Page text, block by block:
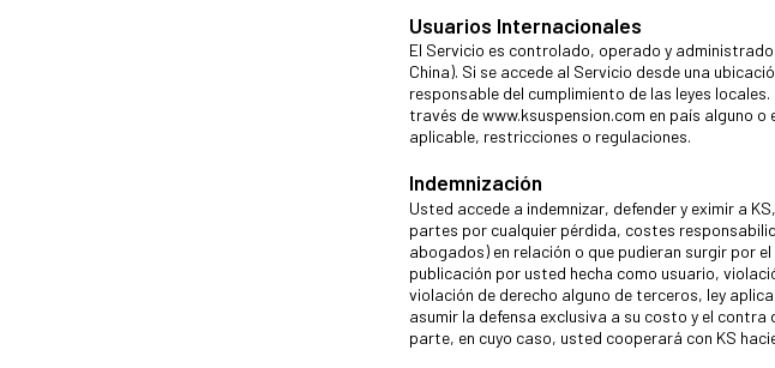
Usuarios Internacionales
El Servicio es controlado, operado y
China). Si se accede al Servicio desde una
responsable del cumplimiento de las leyes
través de www.ksuspension.com en país alguno
aplicable, restricciones o regulaciones.
Indemnización
Usted accede a indemnizar, defender y eximir a
partes por cualquier pérdida, costes
abogados) en relación o que pudieran surgir por
publicación por usted hecha como usuario,
violación de derecho alguno de terceros, ley
asumir la defensa exclusiva a su costo y el
parte, en cuyo caso, usted cooperará con KS